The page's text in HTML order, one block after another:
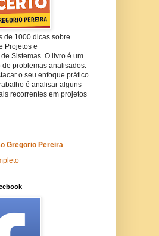
de 1000 dicas sobre
Projetos e
Sistemas. O livro é um
de problemas analisados.
o seu enfoque prático.
é analisar alguns
recorrentes em projetos
Gregorio Pereira